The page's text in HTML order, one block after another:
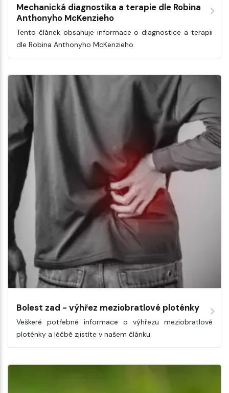
Mechanická diagnostika a terapie dle Robina
Anthonyho McKenzieho
Tento článek obsahuje informace o diagnostice a terapii
dle Robina Anthonyho McKenzieho.
Bolest zad - výhřez meziobratlové ploténky
Veškeré potřebné informace o výhřezu meziobratlové
ploténky a léčbě zjistíte v našem článku.